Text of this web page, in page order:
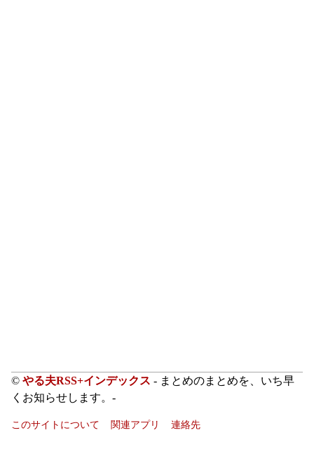
© やる夫RSS+インデックス - まとめのまとめを、いち早
くお知らせします。-
このサイトについて 関連アプリ 連絡先